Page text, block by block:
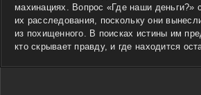
махинациях. Вопрос «Где наши деньги?»
их расследования, поскольку они
из похищенного. В поисках истины им
кто скрывает правду, и где находится